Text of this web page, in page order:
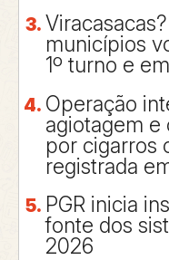
municípios
1º turno e
Operação
agiotagem e
por cigarros
registrada
PGR inicia
fonte dos
2026